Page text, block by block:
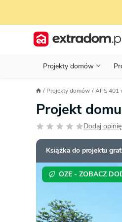
Projekty domów
Projekty domów
Parterowe
KONDYGNACJE
POWIERZCHNIA
GARAŻ
DACH
KONSTRUKCJA
STYL
ZABUDOWA
PRZED
WYBIERAM
BUDUJĘ DOM -
URZĄDZAM
PRZEPISY I
FINANSE I
OZE
Projekty domów APS 401
Projekt
Dodaj opinię
OZE - ZOBACZ
Książka do projektu